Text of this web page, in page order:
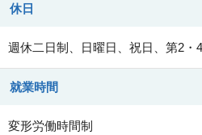
休日
週休二日制、日曜日、祝日、第2・
就業時間
変形労働時間制